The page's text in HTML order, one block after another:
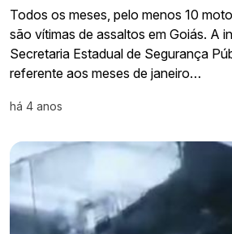
Todos os meses, pelo menos 10
são vítimas de assaltos em Goiás. A
Secretaria Estadual de Segurança
referente aos meses de janeiro…
há 4 anos